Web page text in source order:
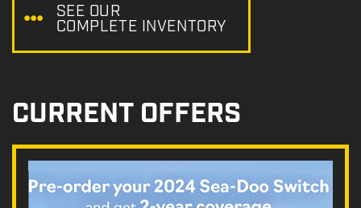
SEE OUR
COMPLETE INVENTORY
CURRENT OFFERS